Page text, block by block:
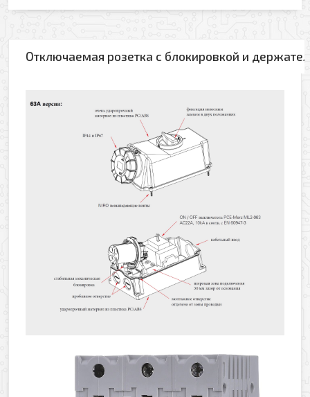
Отключаемая розетка с блокировкой и
Заказать обратный звонок
Оформить заявку
Комментарий к заказу